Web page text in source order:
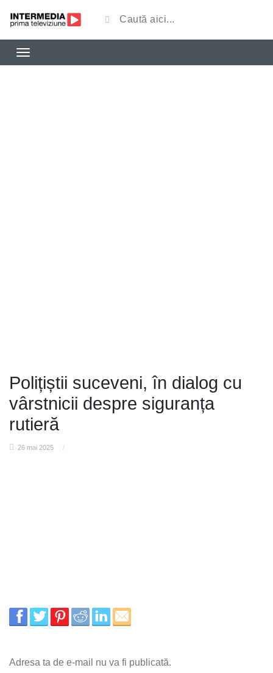
Polițiștii suceveni, în dialog cu
vârstnicii despre siguranța
rutieră
26 mai 2025 /
Adresa ta de e-mail nu va fi publicată.